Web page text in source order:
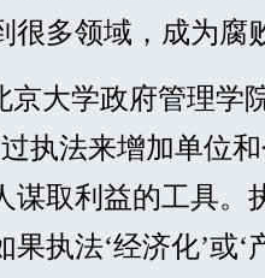
很多领域，成为
学政府管理学院
执法来增加单位
谋取利益的工具。
果执法‘经济化’或